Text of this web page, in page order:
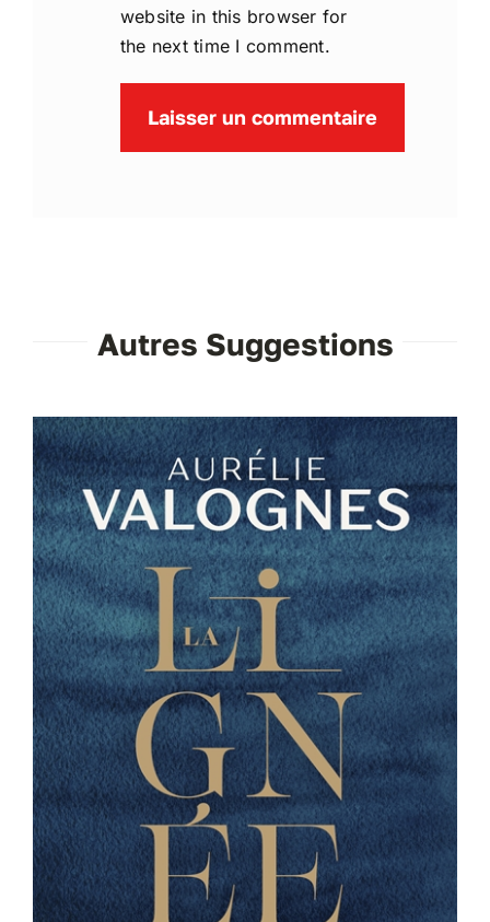
website in this browser for
the next time I comment.
Autres Suggestions